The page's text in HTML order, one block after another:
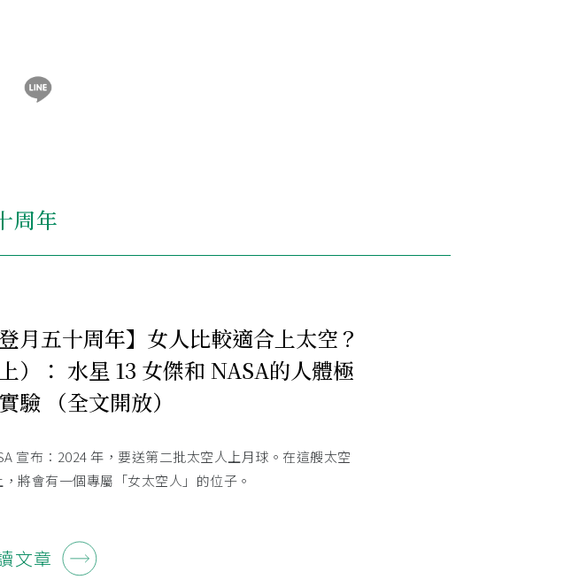
周年
登月五十周年】女人比較適合上太空？
上）： 水星 13 女傑和 NASA的人體極
驗 （全文開放）
宣布：2024 年，要送第二批太空人上月球。在這艘太空
，將會有一個專屬「女太空人」的位子。
文章